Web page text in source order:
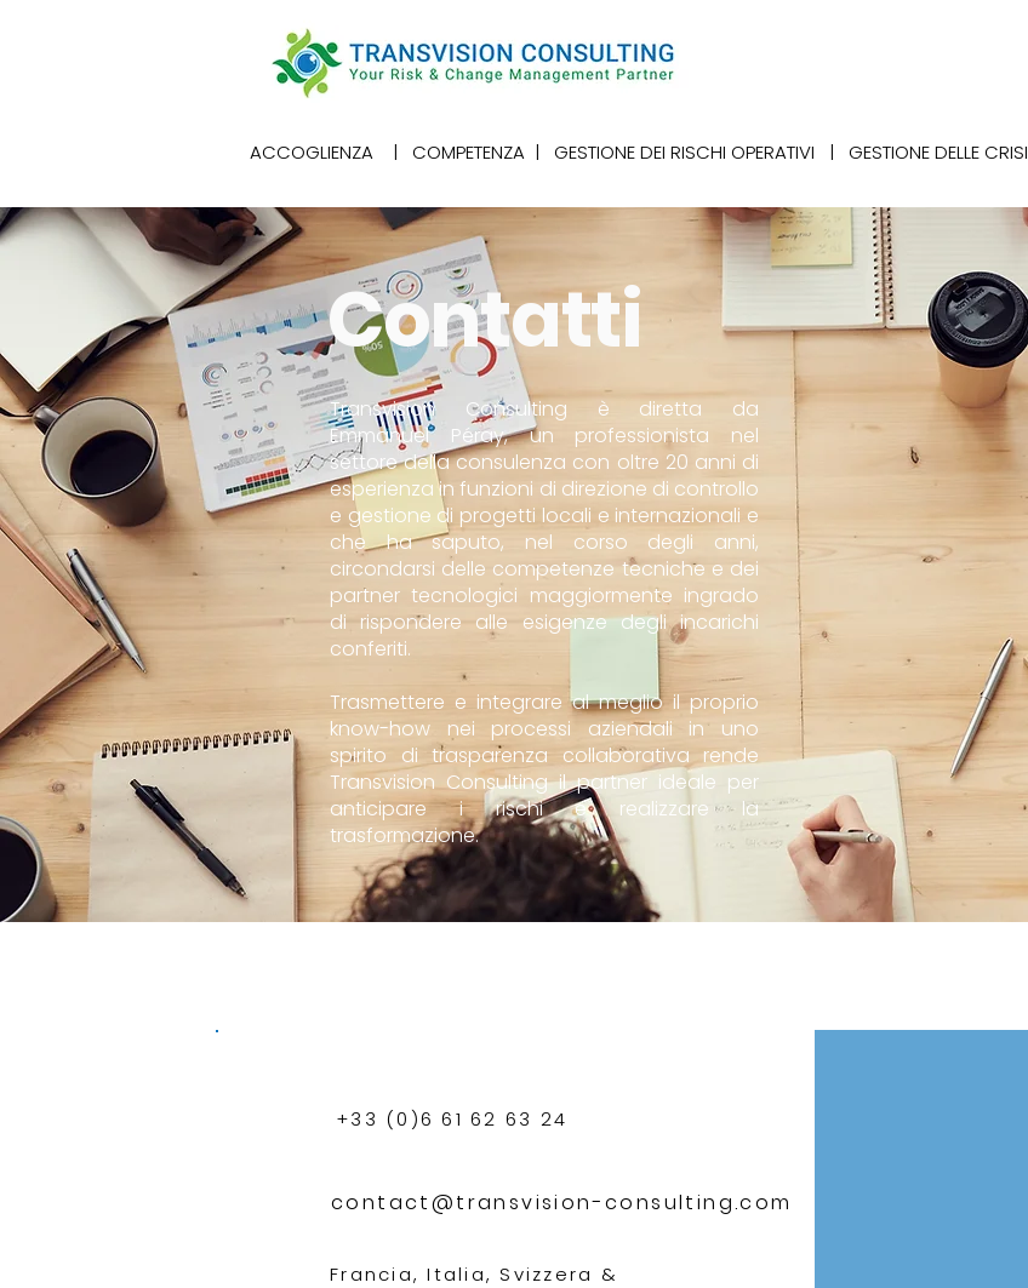
ACCOGLIENZA| COMPETENZA | GESTIONE DEI RISCHI OPERATIVI | GESTIONE DELLE CRISI
Contatti
Transvision Consulting è diretta da
Emmanuel Péray, un professionista nel
settore della consulenza con oltre 20 anni di
esperienza in funzioni di direzione di controllo
e gestione di progetti locali e internazionali e
che ha saputo, nel corso degli anni,
circondarsi delle competenze tecniche e dei
partner tecnologici maggiormente ingrado
di rispondere alle esigenze degli incarichi
conferiti.
Trasmettere e integrare al meglio il proprio
know-how nei processi aziendali in uno
spirito di trasparenza collaborativa rende
Transvision Consulting il partner ideale per
anticipare i rischi e realizzare la
trasformazione.
+33 (0)6 61 62 63 24
contact@transvision-consulting.com
Francia, Italia, Svizzera &